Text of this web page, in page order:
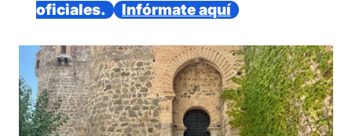
oficiales.
Infórmate aquí